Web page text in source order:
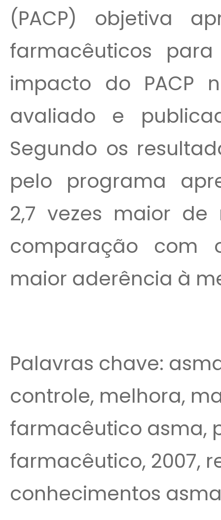
(PACP) objetiva
farmacêuticos
impacto do PACP
avaliado e
Segundo os
pelo programa
2,7 vezes maior
comparação com
maior aderência à
Palavras chave:
controle, melhora,
farmacêutico asma,
farmacêutico, 2007,
conhecimentos